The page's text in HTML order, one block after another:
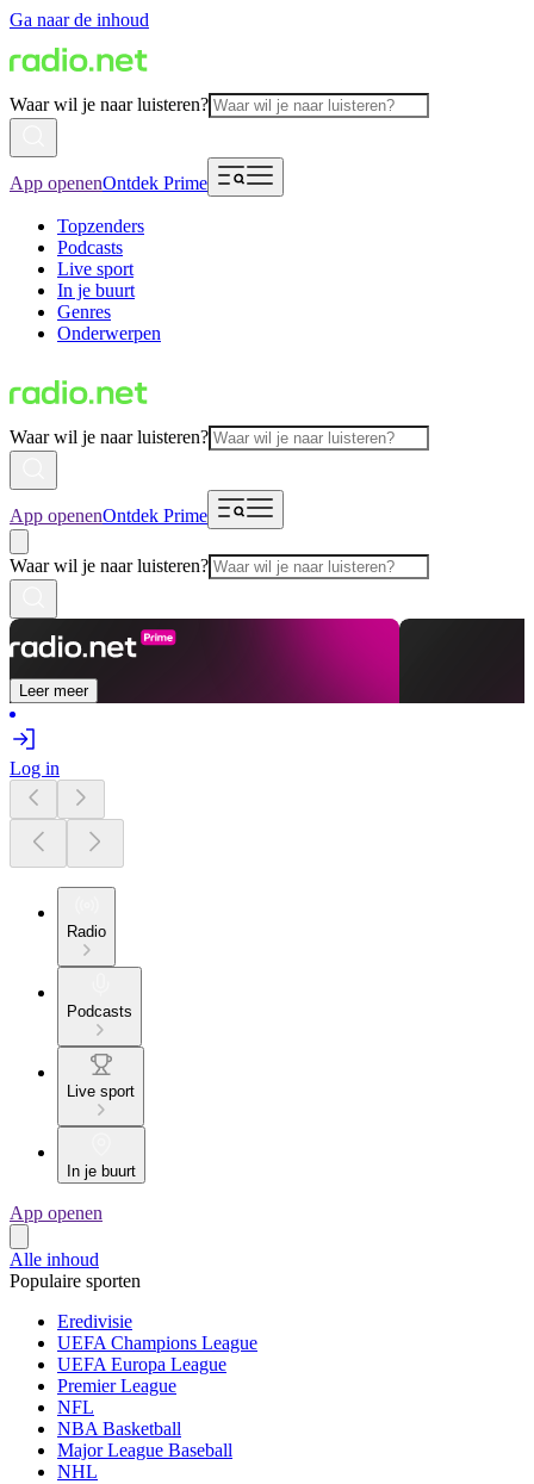
Ga naar de inhoud
Waar wil je naar luisteren?
App openenOntdek Prime
Topzenders
Podcasts
Live sport
In je buurt
Genres
Onderwerpen
Waar wil je naar luisteren?
App openenOntdek Prime
Waar wil je naar luisteren?
Leer meer
Log in
Radio
Podcasts
Live sport
In je buurt
App openen
Alle inhoud
Populaire sporten
Eredivisie
UEFA Champions League
UEFA Europa League
Premier League
NFL
NBA Basketball
Major League Baseball
NHL